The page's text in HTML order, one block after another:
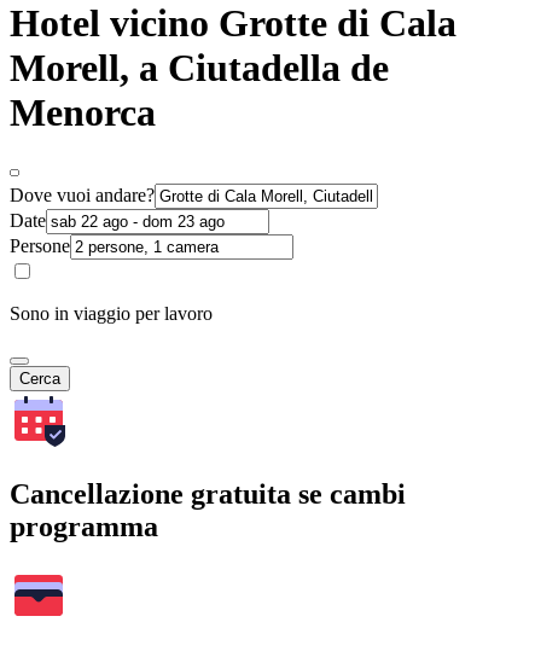
Hotel vicino Grotte di Cala
Morell, a Ciutadella de
Menorca
Dove vuoi andare?
Date
Persone
Sono in viaggio per lavoro
Cerca
Cancellazione gratuita se cambi
programma